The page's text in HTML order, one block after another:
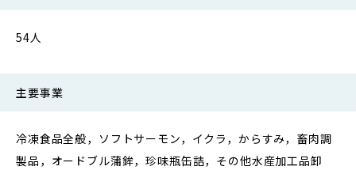
54人
主要事業
冷凍食品全般，ソフトサーモン，イクラ，からすみ，畜肉調
製品，オードブル蒲鉾，珍味瓶缶詰，その他水産加工品卸